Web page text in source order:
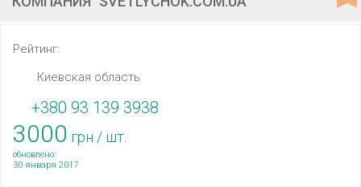
Рейтинг:
Киевская область
+380 93 139 3938
3000 грн / шт.
обновлено:
30 января 2017